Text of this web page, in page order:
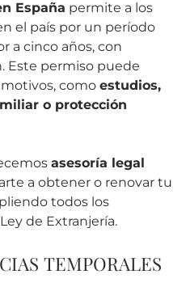
España permite a los
el país por un período
a cinco años, con
Este permiso puede
como estudios,
o protección
asesoría legal
a obtener o renovar tu
todos los
de Extranjería.
TEMPORALES